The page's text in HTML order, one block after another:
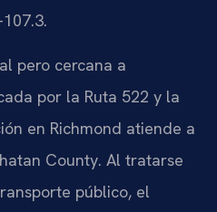
pero cercana a
por la Ruta 522 y la
en Richmond atiende a
County. Al tratarse
público, el